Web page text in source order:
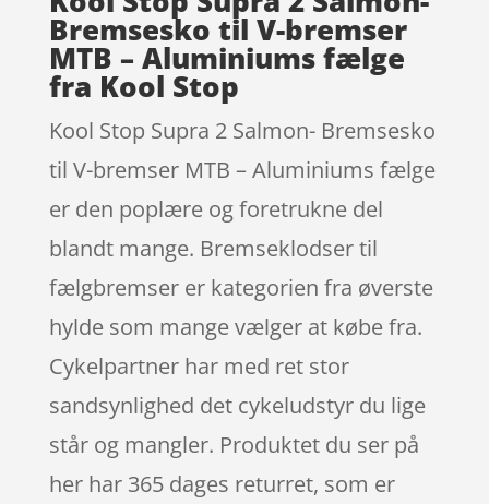
Bremsesko til V-bremser
MTB – Aluminiums fælge
fra Kool Stop
Kool Stop Supra 2 Salmon- Bremsesko
til V-bremser MTB – Aluminiums fælge
er den poplære og foretrukne del
blandt mange. Bremseklodser til
fælgbremser er kategorien fra øverste
hylde som mange vælger at købe fra.
Cykelpartner har med ret stor
sandsynlighed det cykeludstyr du lige
står og mangler. Produktet du ser på
her har 365 dages returret, som er